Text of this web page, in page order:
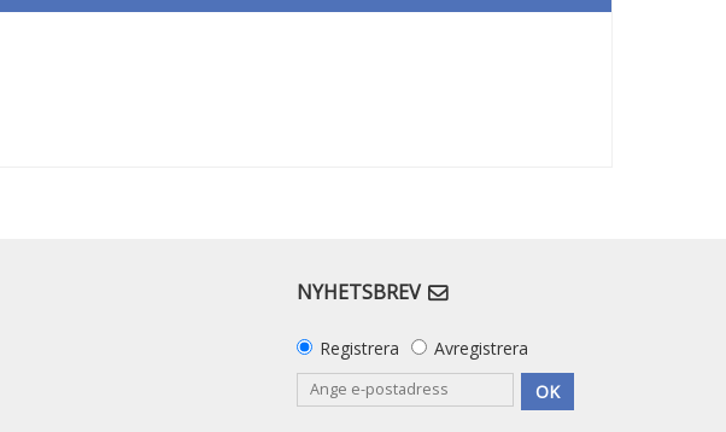
NYHETSBREV
Registrera
Avregistrera
OK